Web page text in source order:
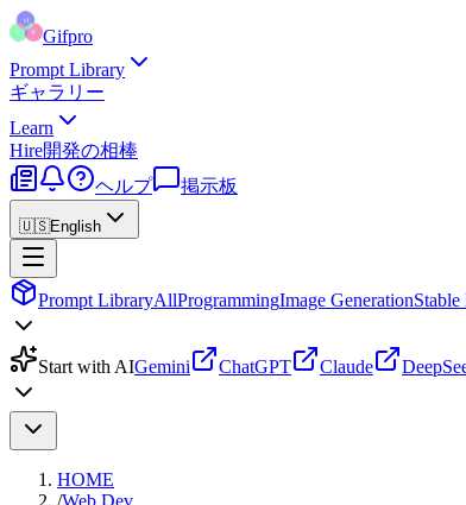
Gifpro
Prompt Library
ギャラリー
Learn
Hire開発の相棒
ヘルプ
掲示板
🇺🇸English
Prompt LibraryAllProgrammingImage Generation
Start with AIGemini ChatGPT Claude
HOME
/Web Dev